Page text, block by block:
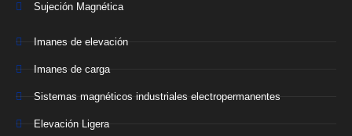
Sujeción Magnética
Imanes de elevación
Imanes de carga
Sistemas magnéticos industriales electropermanentes
Elevación Ligera